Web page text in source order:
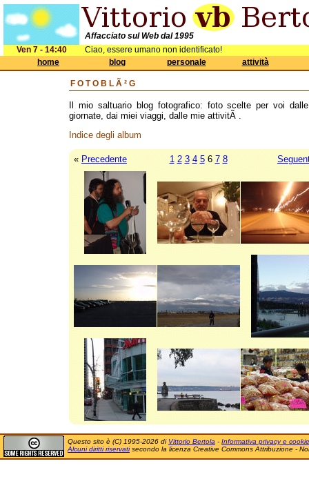
Affacciato sul Web dal 1995
Ven 7 - 14:40
Ciao, essere umano non identificato!
home
blog personale attività
FOTOBLÃ²G
Il mio saltuario blog fotografico: foto scelte per voi
giornate, dai miei viaggi, dalle mie attivitÃ .
Indice degli album
« Precedente 1 2 3 4 56 7 8
Questo sito è (C) 1995-2026 di Vittorio Bertola - Informativa privacy e cookie
Alcuni diritti riservatisecondo la licenza Creative Commons Attribuzione -